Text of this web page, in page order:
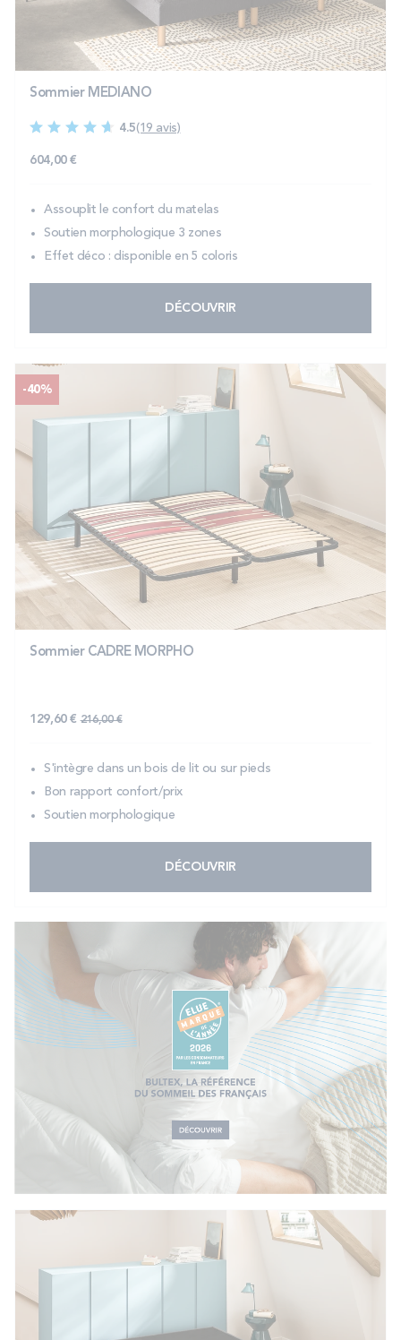
Technologie bultex
Nos engagements
Storelocator
Contact
Sommier MEDIANO
4.5(19 avis)
604,00 €
Assouplit le confort du matelas
Soutien morphologique 3 zones
Effet déco : disponible en 5 coloris
DÉCOUVRIR
-40%
Sommier CADRE MORPHO
129,60 € 216,00 €
S'intègre dans un bois de lit ou sur pieds
Bon rapport confort/prix
Soutien morphologique
DÉCOUVRIR